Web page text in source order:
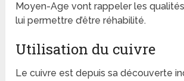
Moyen-Age vont rappeler les
lui permettre d’être réhabilité.
Utilisation du cuivre
Le cuivre est depuis sa découverte